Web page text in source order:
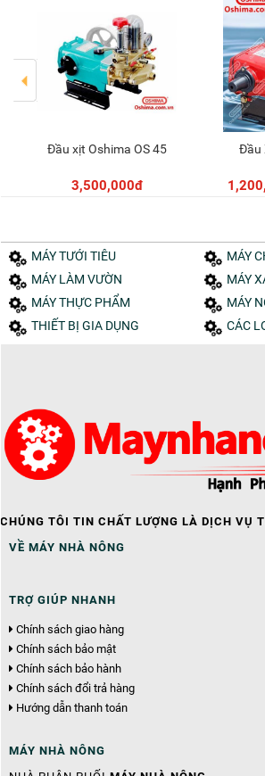
Thêm vào giỏ
Đầu xịt Oshima OS 45
3,500,000đ
MÁY TƯỚI TIÊU
MÁY
MÁY LÀM VƯỜN
MÁY
MÁY THỰC PHẨM
MÁY
THIẾT BỊ GIA DỤNG
CÁC
CHÚNG TÔI TIN CHẤT LƯỢNG LÀ DỊCH VỤ
VỀ MÁY NHÀ NÔNG
TRỢ GIÚP NHANH
Chính sách giao hàng
Chính sách bảo mật
Chính sách bảo hành
Chính sách đổi trả hàng
Hướng dẫn thanh toán
MÁY NHÀ NÔNG